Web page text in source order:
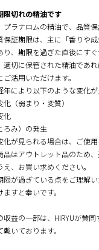
限切れの精油です
プラナロムの精油で、品質保
保証期限は、主に「香りや
り、期限を過ぎた直後にす
適切に保管された精油であ
活用いただけます。
年により以下のような変化が
化（弱まり・変質）
化
ろみ）の発生
化が見られる場合は、ご使用
品はアウトレット品のため
え、お買い求めください。
限が過ぎている点をご理解
すと幸いです。
益の一部は、HIRYUが賛
いております。